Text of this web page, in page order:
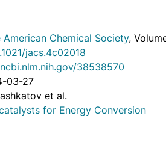
Chemical Society,
jacs.4c02018
38538570
03-27
et al.
for Energy Conversion